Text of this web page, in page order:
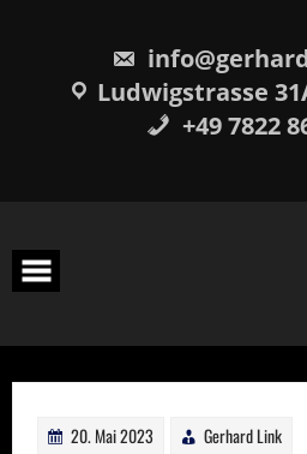
Ludwigstrasse
+49 7822
20. Mai 2023 Gerhard Link